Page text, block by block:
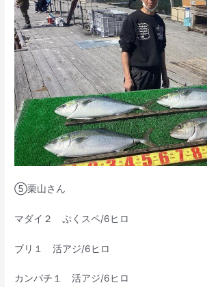
⑤栗山さん
マダイ２ ぷくスペ/6ヒロ
ブリ１ 活アジ/6ヒロ
カンパチ１ 活アジ/6ヒロ